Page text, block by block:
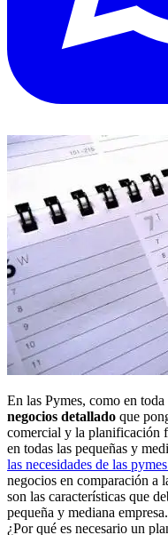
En las Pymes, como en
negocios detallado que
comercial y la planificación
en todas las pequeñas y
las necesidades de las
negocios en comparación a
son las características que
pequeña y mediana
¿Por qué es necesario un